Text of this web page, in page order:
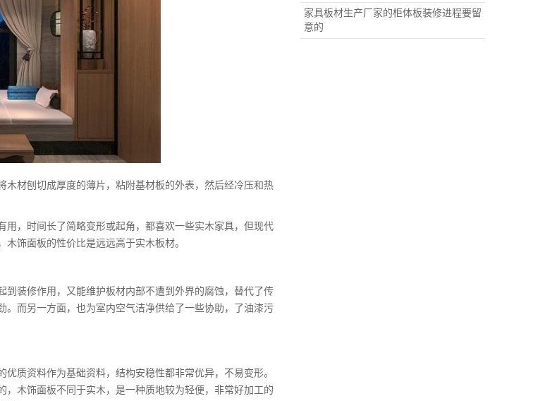
木材刨切成厚度的薄片，粘附基材板的外表，然后经冷压和热
，时间长了简略变形或起角，都喜欢一些实木家具，但现代
饰面板的性价比是远远高于实木板材。
装修作用，又能维护板材内部不遭到外界的腐蚀，替代了传
而另一方面，也为室内空气洁净供给了一些协助，了油漆污
资料作为基础资料，结构安稳性都非常优异，不易变形。
木饰面板不同于实木，是一种质地较为轻便，非常好加工的
家具板材生产厂家的柜体板装修进程要留
意的